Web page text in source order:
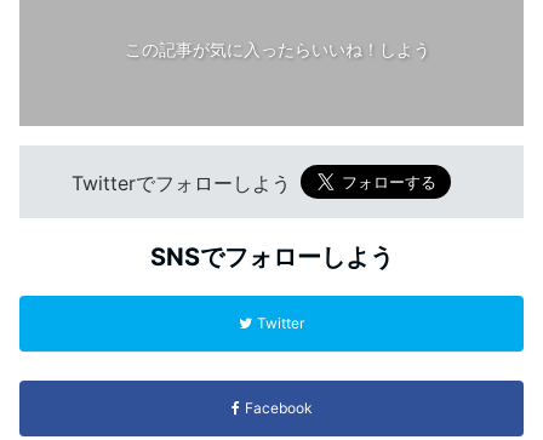
この記事が気に入ったらいいね！しよう
Twitterでフォローしよう
SNSでフォローしよう
Twitter
Facebook